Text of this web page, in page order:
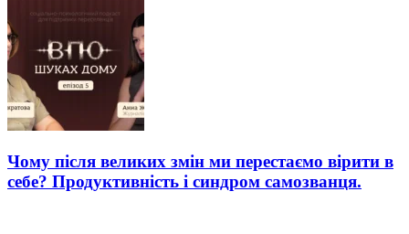
Чому після великих змін ми перестаємо вірити в
себе? Продуктивність і синдром самозванця.